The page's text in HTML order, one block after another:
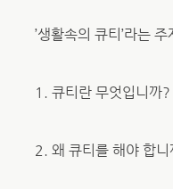
’생활속의 큐티’라는
1. 큐티란 무엇입니까?
2. 왜 큐티를 해야 합니